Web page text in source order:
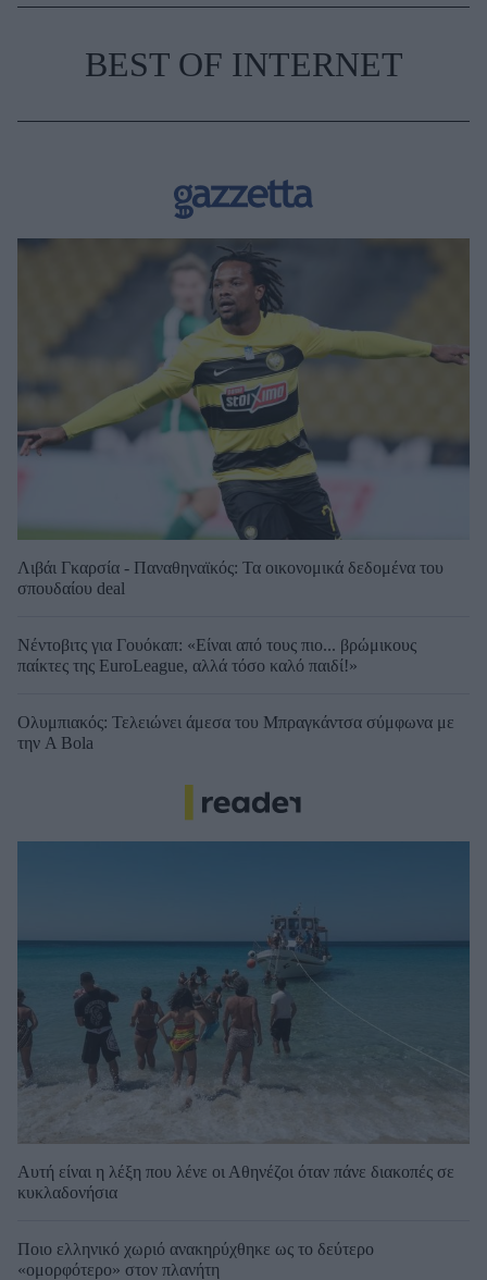
BEST OF INTERNET
Λιβάι Γκαρσία - Παναθηναϊκός: Τα οικονομικά δεδομένα του
σπουδαίου deal
Νέντοβιτς για Γουόκαπ: «Είναι από τους πιο... βρώμικους
παίκτες της EuroLeague, αλλά τόσο καλό παιδί!»
Ολυμπιακός: Τελειώνει άμεσα του Μπραγκάντσα σύμφωνα με
την A Bola
Αυτή είναι η λέξη που λένε οι Αθηνέζοι όταν πάνε διακοπές σε
κυκλαδονήσια
Ποιο ελληνικό χωριό ανακηρύχθηκε ως το δεύτερο
«ομορφότερο» στον πλανήτη